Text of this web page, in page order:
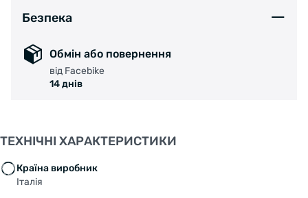
Безпека
Обмін або повернення
від Facebike
14 днів
ТЕХНІЧНІ ХАРАКТЕРИСТИКИ
Країна виробник
Італія